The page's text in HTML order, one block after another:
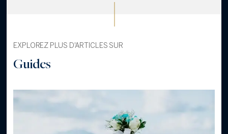
EXPLOREZ PLUS D'ARTICLES SUR
Guides